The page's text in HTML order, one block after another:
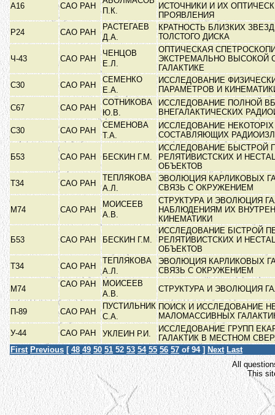
А16 САО РАН
П.К.
ИСТОЧНИКИ И ИХ
ПРОЯВЛЕНИЯ
Р24
САО РАН
РАСТЕГАЕВ
Д.А.
КРАТНОСТЬ БЛИЗКИХ
ТОЛСТОГО ДИСКА
Ч-43 САО РАН
ЧЕНЦОВ
Е.Л.
ОПТИЧЕСКАЯ
ЭКСТРЕМАЛЬНО ВЫСОКОЙ
ГАЛАКТИКЕ
С30
САО РАН
СЕМЕНКО
Е.А.
ИССЛЕДОВАНИЕ
ПАРАМЕТРОВ И
С67
САО РАН
СОТНИКОВА
Ю.В.
ИССЛЕДОВАНИЕ ПОЛНОЙ
ВНЕГАЛАКТИЧЕСКИХ
С30
САО РАН
СЕМЕНОВА
Т.А.
ИССЛЕДОВАНИЕ
СОСТАВЛЯЮЩИХ
Б53 САО РАН БЕСКИН Г.М.
ИССЛЕДОВАНИЕ БЫСТРОЙ
РЕЛЯТИВИСТСКИХ И
ОБЪЕКТОВ
Т34
САО РАН
ТЕПЛЯКОВА
А.Л.
ЭВОЛЮЦИЯ КАРЛИКОВЫХ
СВЯЗЬ С ОКРУЖЕНИЕМ
М74 САО РАН
МОИСЕЕВ
А.В.
СТРУКТУРА И ЭВОЛЮЦИЯ
НАБЛЮДЕНИЯМ ИХ
КИНЕМАТИКИ
Б53 САО РАН БЕСКИН Г.М.
ИССЛЕДОВАНИЕ БІСТРОЙ
РЕЛЯТИВИСТСКИХ И
ОБЪЕКТОВ
Т34
САО РАН
ТЕПЛЯКОВА
А.Л.
ЭВОЛЮЦИЯ КАРЛИКОВЫХ
СВЯЗЬ С ОКРУЖЕНИЕМ
М74
САО РАН
МОИСЕЕВ
А.В.
СТРУКТУРА И ЭВОЛЮЦИЯ
П-89 САО РАН
ПУСТИЛЬНИК
С.А.
ПОИСК И ИССЛЕДОВАНИЕ
МАЛОМАССИВНЫХ
У-44
САО РАН УКЛЕИН Р.И.
ИССЛЕДОВАНИЕ ГРУПП
ГАЛАКТИК В МЕСТНОМ
First Previous [ 48 49 50 51 52 53 54 55 56 57 of 94 ] Next Last
All
This